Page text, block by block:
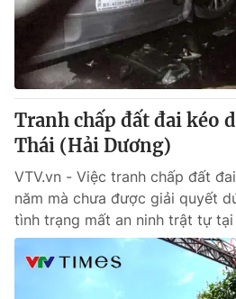
Sản phẩm
Thị trường
Tư vấn
Lịch phát sóng
Chuyên mục khác
Emagazine
Photo
Video
Tranh chấp đất đai kéo
Thái (Hải Dương)
VTV.vn - Việc tranh chấp đất
năm mà chưa được giải quyết
tình trạng mất an ninh trật tự tại